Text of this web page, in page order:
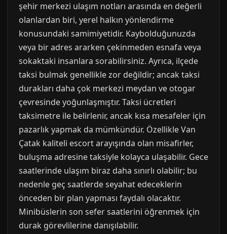
şehir merkezi ulaşım notları arasında en değerli
olanlardan biri, yerel halkın yönlendirme
konusundaki samimiyetidir. Kaybolduğunuzda
veya bir adres ararken çekinmeden esnafa veya
sokaktaki insanlara sorabilirsiniz. Ayrıca, ilçede
taksi bulmak genellikle zor değildir; ancak taksi
durakları daha çok merkezi meydan ve otogar
çevresinde yoğunlaşmıştır. Taksi ücretleri
taksimetre ile belirlenir, ancak kısa mesafeler için
pazarlık yapmak da mümkündür. Özellikle Van
Çatak kaliteli escort arayışında olan misafirler,
buluşma adresine taksiyle kolayca ulaşabilir. Gece
saatlerinde ulaşım biraz daha sınırlı olabilir; bu
nedenle geç saatlerde seyahat edeceklerin
önceden bir plan yapması faydalı olacaktır.
Minibüslerin son sefer saatlerini öğrenmek için
durak görevlilerine danışılabilir.